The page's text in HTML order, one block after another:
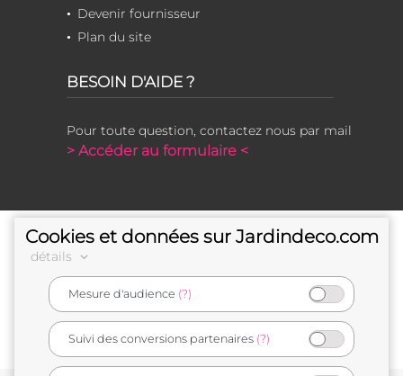
Devenir fournisseur
Plan du site
BESOIN D'AIDE ?
Pour toute question, contactez nous par mail
> Accéder au formulaire <
e-commerçant français
Cookies et données sur Jardindeco.com
détails
Mesure d'audience (?)
Suivi des conversions partenaires (?)